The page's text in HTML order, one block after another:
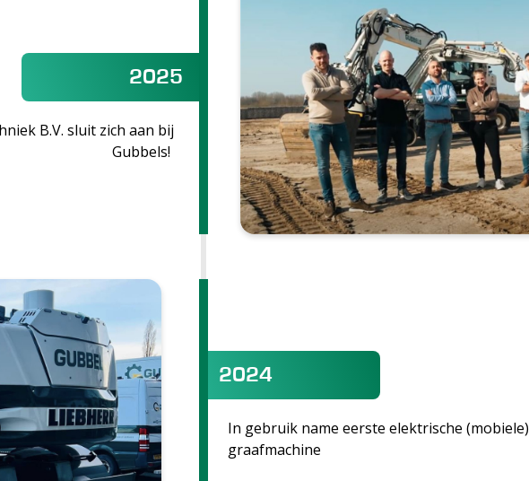
2025
B.V. sluit zich aan bij
Gubbels!
2024
In gebruik name eerste elektrische (mobiele)
graafmachine